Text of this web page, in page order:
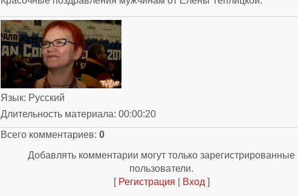
Язык: Русский
Длительность материала: 00:00:20
Всего комментариев: 0
Добавлять комментарии могут только зарегистрированные
пользователи.
[ Регистрация Вход ]